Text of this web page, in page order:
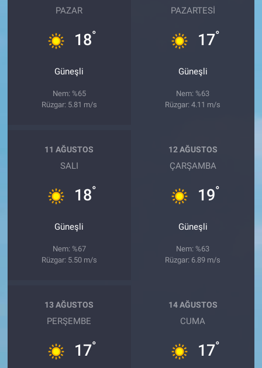
PAZAR
18°
Güneşli
Nem: %65
Rüzgar: 5.81 m/s
PAZARTESI
17°
Güneşli
Nem: %63
Rüzgar: 4.11 m/s
11 AĞUSTOS
SALI
18°
Güneşli
Nem: %67
Rüzgar: 5.50 m/s
12 AĞUSTOS
ÇARŞAMBA
19°
Güneşli
Nem: %63
Rüzgar: 6.89 m/s
13 AĞUSTOS
PERŞEMBE
17°
14 AĞUSTOS
CUMA
17°